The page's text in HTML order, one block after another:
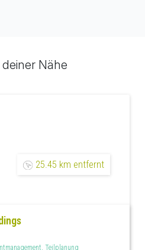
Nähe
25.45 km entfernt
Teilplanung